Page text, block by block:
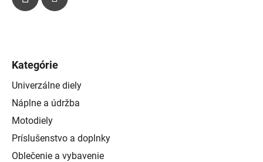
Kategórie
Univerzálne diely
Náplne a údržba
Motodiely
Príslušenstvo a doplnky
Oblečenie a vybavenie